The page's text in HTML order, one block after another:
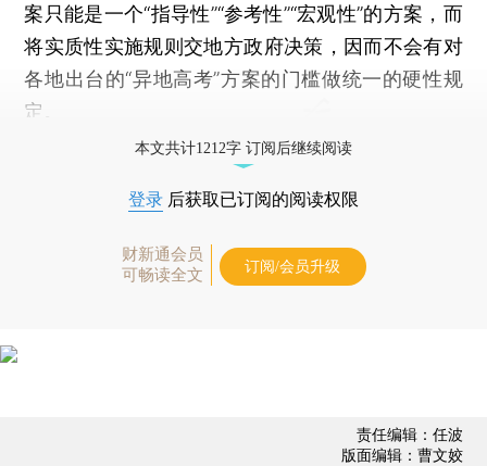
案只能是一个“指导性”“参考性”“宏观性”的方案，而
将实质性实施规则交地方政府决策，因而不会有对
各地出台的“异地高考”方案的门槛做统一的硬性规
定。
本文共计1212字 订阅后继续阅读
登录 后获取已订阅的阅读权限
财新通会员
可畅读全文
订阅/会员升级
责任编辑：任波
版面编辑：曹文姣